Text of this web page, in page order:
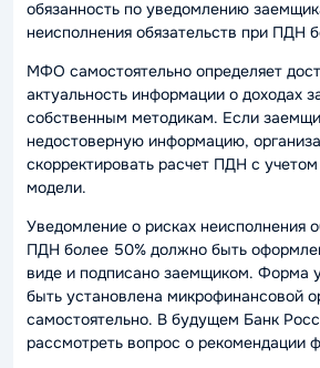
обязанность по уведомлению
неисполнения обязательств при ПДН
МФО самостоятельно определяет
актуальность информации о доходах
собственным методикам. Если
недостоверную информацию,
скорректировать расчет ПДН с
модели.
Уведомление о рисках неисполнения
ПДН более 50% должно быть
виде и подписано заемщиком. Форма
быть установлена микрофинансовой
самостоятельно. В будущем Банк
рассмотреть вопрос о рекомендации